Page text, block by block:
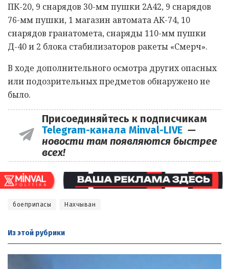
ПК-20, 9 снарядов 30-мм пушки 2А42, 9 снарядов
76-мм пушки, 1 магазин автомата АК-74, 10
снарядов гранатомета, снаряды 110-мм пушки
Д-40 и 2 блока стабилизаторов ракеты «Смерч».
В ходе дополнительного осмотра других опасных
или подозрительных предметов обнаружено не
было.
Присоединяйтесь к подписчикам
Telegram-канала Minval-LIVE —
новости там появляются быстрее
всех!
боеприпасы Нахчыван
Из этой рубрики